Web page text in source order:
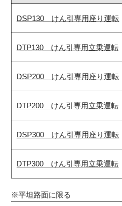
DSP130 けん引専用座り運転
DTP130 けん引専用立乗運転
DSP200 けん引専用座り運転
DTP200 けん引専用立乗運転
DSP300 けん引専用座り運転
DTP300 けん引専用立乗運転
※平坦路面に限る